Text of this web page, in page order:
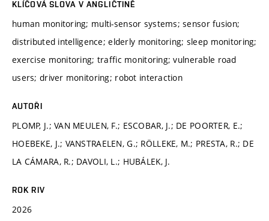
KLÍČOVÁ SLOVA V ANGLIČTINĚ
human monitoring; multi-sensor systems; sensor fusion;
distributed intelligence; elderly monitoring; sleep monitoring;
exercise monitoring; traffic monitoring; vulnerable road
users; driver monitoring; robot interaction
AUTOŘI
PLOMP, J.; VAN MEULEN, F.; ESCOBAR, J.; DE POORTER, E.;
HOEBEKE, J.; VANSTRAELEN, G.; RÖLLEKE, M.; PRESTA, R.; DE
LA CÁMARA, R.; DAVOLI, L.; HUBÁLEK, J.
ROK RIV
2026